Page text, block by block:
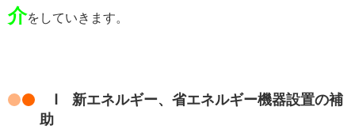
介をしていきます。
Ⅰ 新エネルギー、省エネルギー機器設置の補
助